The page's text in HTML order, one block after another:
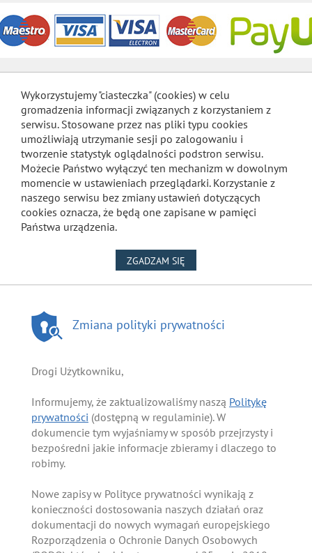
Wykorzystujemy "ciasteczka" (cookies) w celu
gromadzenia informacji związanych z korzystaniem z
serwisu. Stosowane przez nas pliki typu cookies
umożliwiają utrzymanie sesji po zalogowaniu i
tworzenie statystyk oglądalności podstron serwisu.
Możecie Państwo wyłączyć ten mechanizm w dowolnym
momencie w ustawieniach przeglądarki. Korzystanie z
naszego serwisu bez zmiany ustawień dotyczących
cookies oznacza, że będą one zapisane w pamięci
Państwa urządzenia.
ZGADZAM SIĘ
Zmiana polityki prywatności
Drogi Użytkowniku,
Informujemy, że zaktualizowaliśmy naszą Politykę
prywatności (dostępną w regulaminie). W
dokumencie tym wyjaśniamy w sposób przejrzysty i
bezpośredni jakie informacje zbieramy i dlaczego to
robimy.
Nowe zapisy w Polityce prywatności wynikają z
konieczności dostosowania naszych działań oraz
dokumentacji do nowych wymagań europejskiego
Rozporządzenia o Ochronie Danych Osobowych